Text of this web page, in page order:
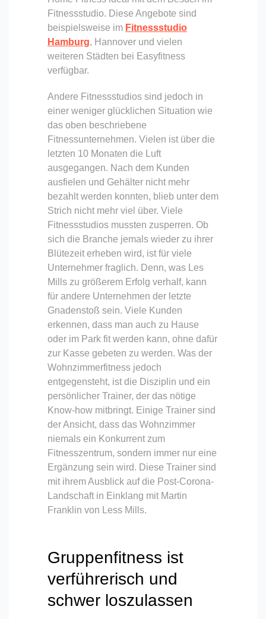
Fitnessstudio. Diese Angebote sind
beispielsweise im Fitnessstudio
Hamburg, Hannover und vielen
weiteren Städten bei Easyfitness
verfügbar.
Andere Fitnessstudios sind jedoch in
einer weniger glücklichen Situation wie
das oben beschriebene
Fitnessunternehmen. Vielen ist über die
letzten 10 Monaten die Luft
ausgegangen. Nach dem Kunden
ausfielen und Gehälter nicht mehr
bezahlt werden konnten, blieb unter dem
Strich nicht mehr viel über. Viele
Fitnessstudios mussten zusperren. Ob
sich die Branche jemals wieder zu ihrer
Blütezeit erheben wird, ist für viele
Unternehmer fraglich. Denn, was Les
Mills zu größerem Erfolg verhalf, kann
für andere Unternehmen der letzte
Gnadenstoß sein. Viele Kunden
erkennen, dass man auch zu Hause
oder im Park fit werden kann, ohne dafür
zur Kasse gebeten zu werden. Was der
Wohnzimmerfitness jedoch
entgegensteht, ist die Disziplin und ein
persönlicher Trainer, der das nötige
Know-how mitbringt. Einige Trainer sind
der Ansicht, dass das Wohnzimmer
niemals ein Konkurrent zum
Fitnesszentrum, sondern immer nur eine
Ergänzung sein wird. Diese Trainer sind
mit ihrem Ausblick auf die Post-Corona-
Landschaft in Einklang mit Martin
Franklin von Less Mills.
Gruppenfitness ist
verführerisch und
schwer loszulassen